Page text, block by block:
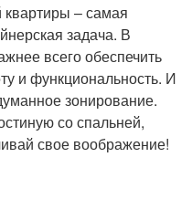
– самая
задача. В
всего обеспечить
и функциональность. И
зонирование.
со спальней,
свое воображение!